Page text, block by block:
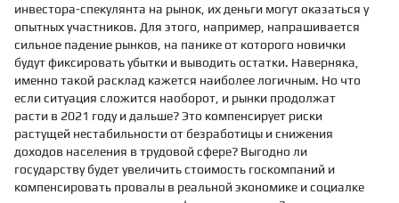
инвестора-спекулянта на рынок, их деньги могут оказаться у
опытных участников. Для этого, например, напрашивается
сильное падение рынков, на панике от которого новички
будут фиксировать убытки и выводить остатки. Наверняка,
именно такой расклад кажется наиболее логичным. Но что
если ситуация сложится наоборот, и рынки продолжат
расти в 2021 году и дальше? Это компенсирует риски
растущей нестабильности от безработицы и снижения
доходов населения в трудовой сфере? Выгодно ли
государству будет увеличить стоимость госкомпаний и
компенсировать провалы в реальной экономике и социалке